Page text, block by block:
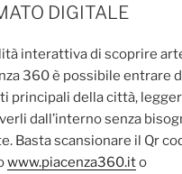
DIGITALE
interattiva di scoprire
360 è possibile entrare
principali della città,
dall’interno senza
Basta scansionare il Qr
www.piacenza360.ito